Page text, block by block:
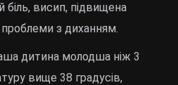
біль, висип, підвищена
з диханням.
дитина молодша ніж 3
вище 38 градусів,